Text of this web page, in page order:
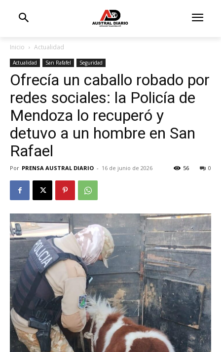
Inicio Actualidad
Actualidad San Rafafel Seguridad
Ofrecía un caballo robado por
redes sociales: la Policía de
Mendoza lo recuperó y
detuvo a un hombre en San
Rafael
Por PRENSA AUSTRAL DIARIO - 16 de junio de 2026 0
56